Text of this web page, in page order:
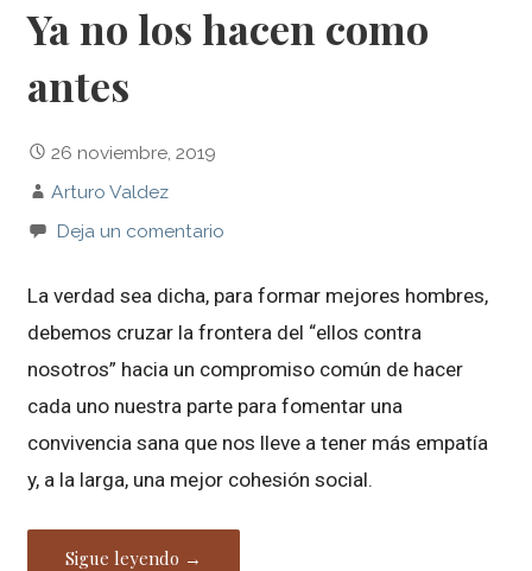
Ya no los hacen como
antes
26 noviembre, 2019
Arturo Valdez
Deja un comentario
La verdad sea dicha, para formar mejores hombres,
debemos cruzar la frontera del “ellos contra
nosotros” hacia un compromiso común de hacer
cada uno nuestra parte para fomentar una
convivencia sana que nos lleve a tener más empatía
y, a la larga, una mejor cohesión social.
Sigue leyendo →